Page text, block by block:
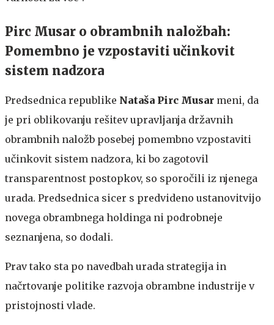
Pirc Musar o obrambnih naložbah:
Pomembno je vzpostaviti učinkovit
sistem nadzora
Predsednica republike Nataša Pirc Musar meni, da
je pri oblikovanju rešitev upravljanja državnih
obrambnih naložb posebej pomembno vzpostaviti
učinkovit sistem nadzora, ki bo zagotovil
transparentnost postopkov, so sporočili iz njenega
urada. Predsednica sicer s predvideno ustanovitvijo
novega obrambnega holdinga ni podrobneje
seznanjena, so dodali.
Prav tako sta po navedbah urada strategija in
načrtovanje politike razvoja obrambne industrije v
pristojnosti vlade.